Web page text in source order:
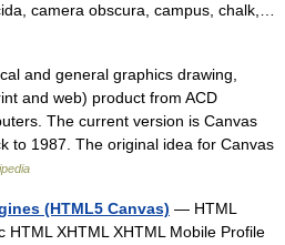
camera obscura, campus, chalk,…
and general graphics drawing,
and web) product from ACD
The current version is Canvas
to 1987. The original idea for Canvas
(HTML5 Canvas) — HTML
HTML XHTML XHTML Mobile Profile